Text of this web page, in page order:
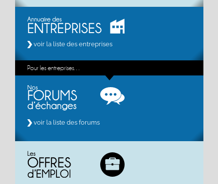
voir la liste des entreprises
Pour les entreprises…
voir la liste des forums